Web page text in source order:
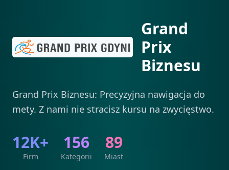
Grand
Prix
Biznesu
Grand Prix Biznesu: Precyzyjna nawigacja do
mety. Z nami nie stracisz kursu na zwycięstwo.
12K+
Firm
156
Kategorii
89
Miast